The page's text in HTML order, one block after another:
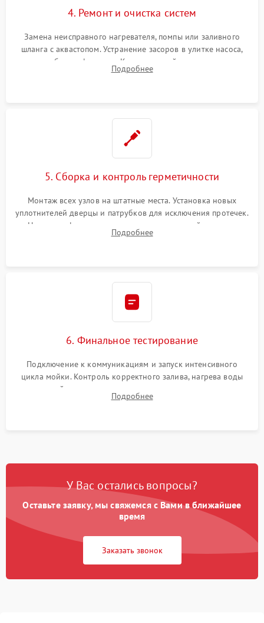
4. Ремонт и очистка систем
Замена неисправного нагревателя, помпы или заливного
шланга с аквастопом. Устранение засоров в улитке насоса,
патрубках и фильтрах. Компонентный ремонт платы
управления, восстановление поврежденной проводки.
Подробнее
5. Сборка и контроль герметичности
Монтаж всех узлов на штатные места. Установка новых
уплотнителей дверцы и патрубков для исключения протечек.
Надежная фиксация хомутов гидравлической системы,
сборка корпуса и установка датчика поплавка.
Подробнее
6. Финальное тестирование
Подключение к коммуникациям и запуск интенсивного
цикла мойки. Контроль корректного залива, нагрева воды
до нужной температуры, отсутствия посторонних шумов,
штатного слива и абсолютной сухости в поддоне.
Подробнее
У Вас остались вопросы?
Оставьте заявку, мы свяжемся с Вами в ближайшее
время
Заказать звонок